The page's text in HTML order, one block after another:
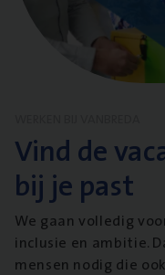
Vind de
bij je past
We gaan volledig
inclusie en ambitie.
mensen nodig die